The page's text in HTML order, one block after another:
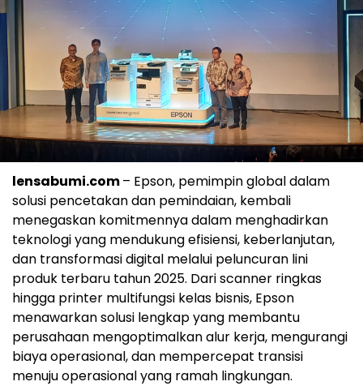
lensabumi.com– Epson, pemimpin global dalam
solusi pencetakan dan pemindaian, kembali
menegaskan komitmennya dalam menghadirkan
teknologi yang mendukung efisiensi, keberlanjutan,
dan transformasi digital melalui peluncuran lini
produk terbaru tahun 2025. Dari scanner ringkas
hingga printer multifungsi kelas bisnis, Epson
menawarkan solusi lengkap yang membantu
perusahaan mengoptimalkan alur kerja, mengurangi
biaya operasional, dan mempercepat transisi
menuju operasional yang ramah lingkungan.